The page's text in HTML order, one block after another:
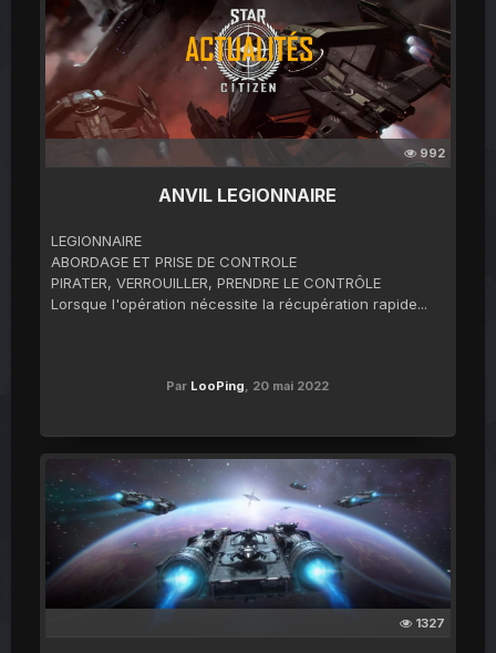
992
ANVIL LEGIONNAIRE
LEGIONNAIRE
ABORDAGE ET PRISE DE CONTROLE
PIRATER, VERROUILLER, PRENDRE LE CONTRÔLE
Lorsque l'opération nécessite la récupération rapide...
Par LooPing, 20 mai 2022
1327